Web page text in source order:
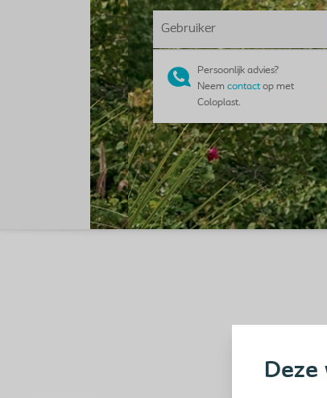
Gebruiker
Persoonlijk advies?
Neem contact op met
Coloplast.